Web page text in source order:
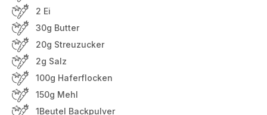
2 Ei
30g Butter
20g Streuzucker
2g Salz
100g Haferflocken
150g Mehl
1Beutel Backpulver